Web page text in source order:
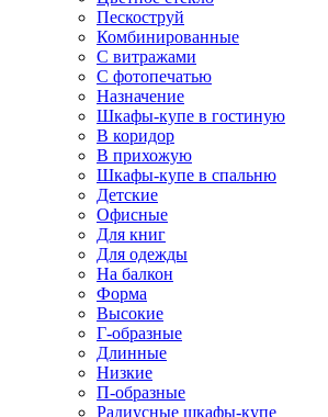
Пескоструй
Комбинированные
С витражами
С фотопечатью
Назначение
Шкафы-купе в гостиную
В коридор
В прихожую
Шкафы-купе в спальню
Детские
Офисные
Для книг
Для одежды
На балкон
Форма
Высокие
Г-образные
Длинные
Низкие
П-образные
Радиусные шкафы-купе